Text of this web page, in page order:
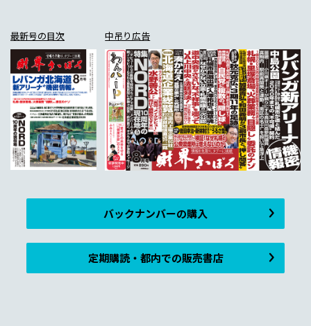
最新号の目次 中吊り広告
バックナンバーの購入
定期購読・都内での販売書店